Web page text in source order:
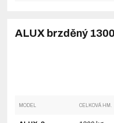
ALUX brzděný
MODEL CELKOVÁ HM.